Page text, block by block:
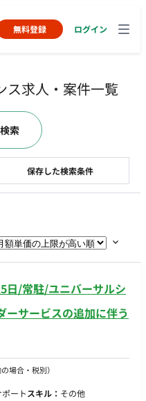
無料登録 ログイン
ス求人・案件一覧
日/常駐/ユニバーサルシ
ーサービスの追加に伴う
場合・税別）
ートスキル： その他
保存した検索条件
索